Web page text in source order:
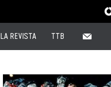
LA REVISTA TTB